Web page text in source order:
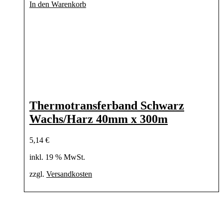
In den Warenkorb
Thermotransferband Schwarz
Wachs/Harz 40mm x 300m
5,14 €
inkl. 19 % MwSt.
zzgl. Versandkosten